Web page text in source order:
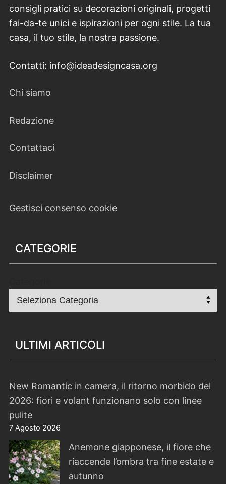
consigli pratici su decorazioni originali, progetti
fai-da-te unici e ispirazioni per ogni stile. La tua
casa, il tuo stile, la nostra passione.
Contatti: info@ideadesigncasa.org
Chi siamo
Redazione
Contattaci
Disclaimer
Gestisci consenso cookie
CATEGORIE
ULTIMI ARTICOLI
New Romantic in camera, il ritorno morbido del
2026: fiori e volant funzionano solo con linee
pulite
7 Agosto 2026
Anemone giapponese, il fiore che
riaccende l’ombra tra fine estate e
autunno